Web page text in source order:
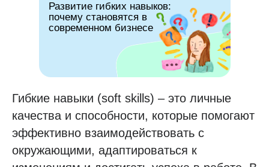
Развитие гибких навыков:
почему становятся в
современном бизнесе
Гибкие навыки (soft skills) – это личные
качества и способности, которые помогают
эффективно взаимодействовать с
окружающими, адаптироваться к